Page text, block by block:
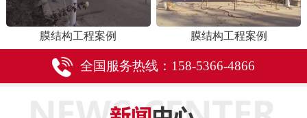
膜结构工程案例 膜结构工程案例
全国服务热线：158-5366-4866